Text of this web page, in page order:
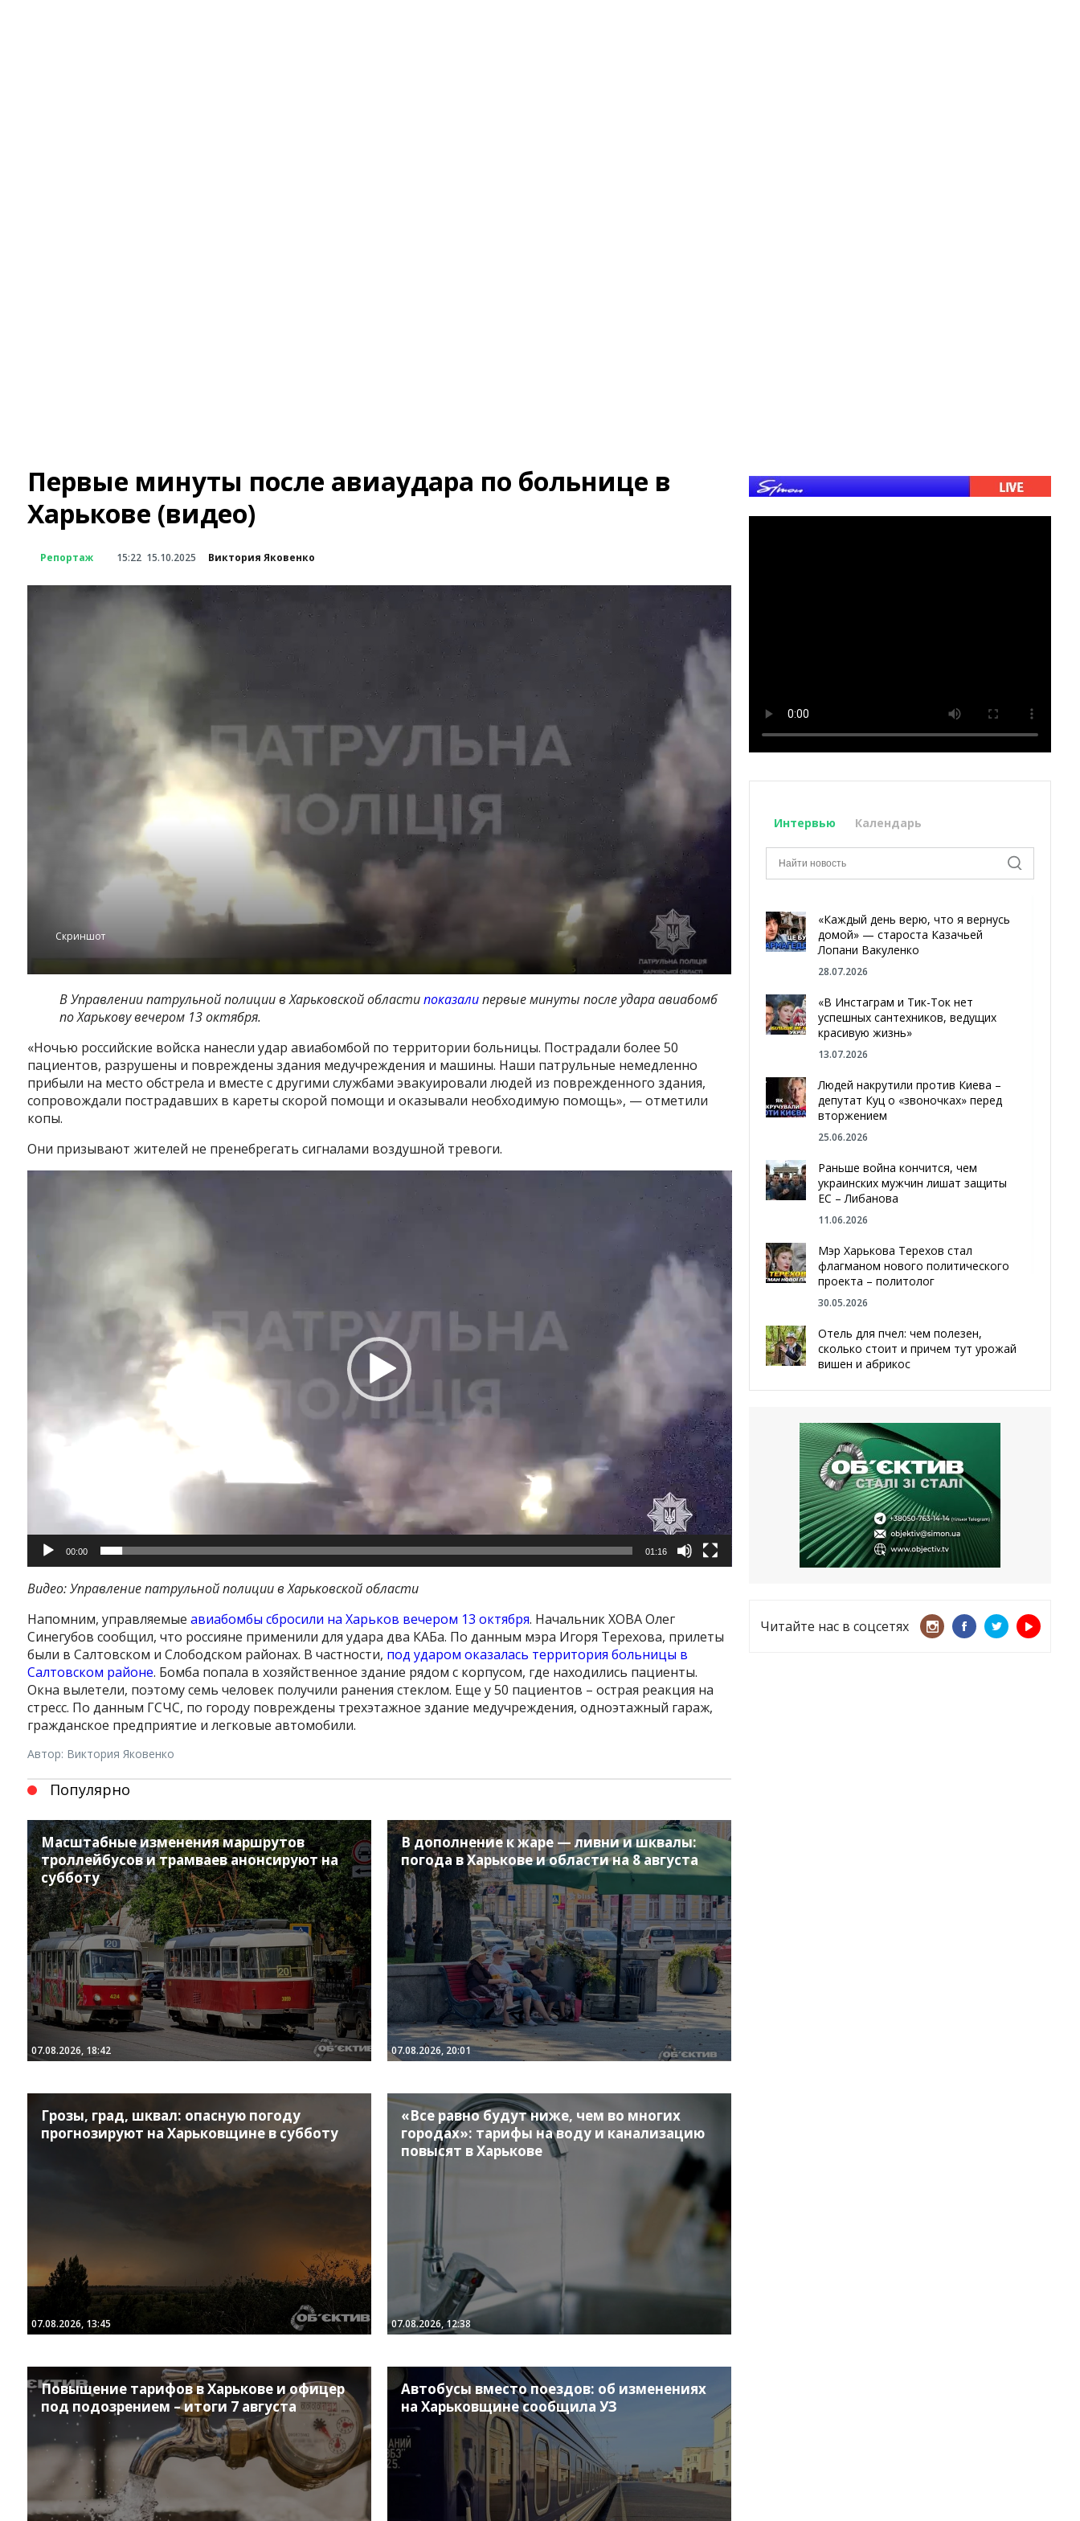
Первые минуты после авиаудара по больнице в
Харькове (видео)
Репортаж 15:22 15.10.2025 Виктория Яковенко
Скриншот
В Управлении патрульной полиции в Харьковской областипоказалипервые минуты после удара авиабомб
по Харькову вечером 13 октября.
«Ночью российские войска нанесли удар авиабомбой по территории больницы. Пострадали более 50
пациентов, разрушены и повреждены здания медучреждения и машины. Наши патрульные немедленно
прибыли на место обстрела и вместе с другими службами эвакуировали людей из поврежденного здания,
сопровождали пострадавших в кареты скорой помощи и оказывали необходимую помощь», — отметили
копы.
Они призывают жителей не пренебрегать сигналами воздушной тревоги.
00:00 01:16
Видео: Управление патрульной полиции в Харьковской области
Напомним, управляемые авиабомбы сбросили на Харьков вечером 13 октября. Начальник ХОВА Олег
Синегубов сообщил, что россияне применили для удара два КАБа. По данным мэра Игоря Терехова, прилеты
были в Салтовском и Слободском районах. В частности, под ударом оказалась территория больницы в
Салтовском районе. Бомба попала в хозяйственное здание рядом с корпусом, где находились пациенты.
Окна вылетели, поэтому семь человек получили ранения стеклом. Еще у 50 пациентов – острая реакция на
стресс. По данным ГСЧС, по городу повреждены трехэтажное здание медучреждения, одноэтажный гараж,
гражданское предприятие и легковые автомобили.
Автор: Виктория Яковенко
Популярно
Масштабные изменения маршрутов
троллейбусов и трамваев анонсируют на
субботу
07.08.2026, 18:42
В дополнение к жаре — ливни и шквалы:
погода в Харькове и области на 8 августа
07.08.2026, 20:01
Грозы, град, шквал: опасную погоду
прогнозируют на Харьковщине в субботу
07.08.2026, 13:45
«Все равно будут ниже, чем во многих
городах»: тарифы на воду и канализацию
повысят в Харькове
07.08.2026, 12:38
Повышение тарифов в Харькове и офицер
под подозрением – итоги 7 августа
Автобусы вместо поездов: об изменениях
на Харьковщине сообщила УЗ
Интервью Календарь
«Каждый день верю, что я вернусь
домой» — староста Казачьей
Лопани Вакуленко
28.07.2026
«В Инстаграм и Тик-Ток нет
успешных сантехников, ведущих
красивую жизнь»
13.07.2026
Людей накрутили против Киева –
депутат Куц о «звоночках» перед
вторжением
25.06.2026
Раньше война кончится, чем
украинских мужчин лишат защиты
ЕС – Либанова
11.06.2026
Мэр Харькова Терехов стал
флагманом нового политического
проекта – политолог
30.05.2026
Отель для пчел: чем полезен,
сколько стоит и причем тут урожай
вишен и абрикос
Чугуева, города, который устоял,
несмотря ни на что
21.05.2026
«ТЦК нарушает закон? Пусть
платят!» Как благодаря штрафу
женщину сняли с учета
15.05.2026
Читайте нас в соцсетях
InstagramFacebook
TwitterYoutube